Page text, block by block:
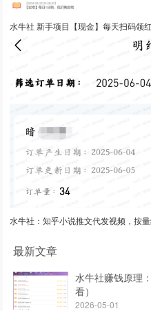
水牛社 新手项目【现金】每天扫码领
水牛社：知乎小说推文代发视频，按
最新文章
水牛社赚钱原理
看）
2026-05-01